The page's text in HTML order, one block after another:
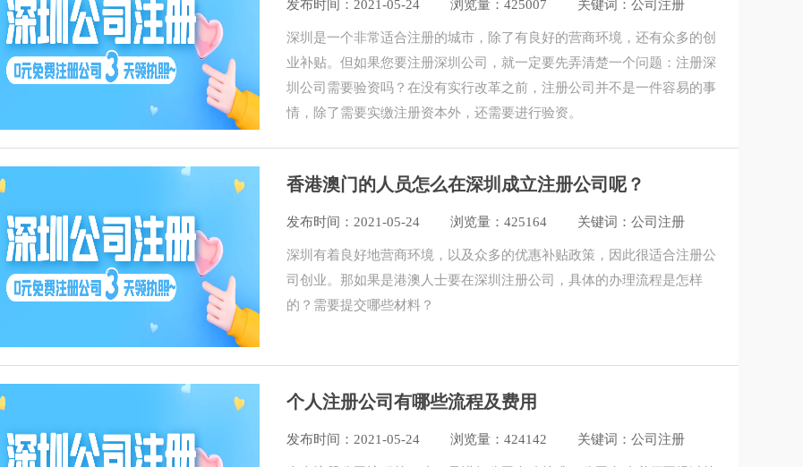
发布时间：2021-05-24 浏览量：425007 关键词：公司注册
深圳是一个非常适合注册的城市，除了有良好的营商环境，还有众多的创
业补贴。但如果您要注册深圳公司，就一定要先弄清楚一个问题：注册深
圳公司需要验资吗？在没有实行改革之前，注册公司并不是一件容易的事
情，除了需要实缴注册资本外，还需要进行验资。
香港澳门的人员怎么在深圳成立注册公司呢？
发布时间：2021-05-24 浏览量：425164 关键词：公司注册
深圳有着良好地营商环境，以及众多的优惠补贴政策，因此很适合注册公
司创业。那如果是港澳人士要在深圳注册公司​，具体的办理流程是怎样
的？需要提交哪些材料？
个人注册公司有哪些流程及费用
发布时间：2021-05-24 浏览量：424142 关键词：公司注册